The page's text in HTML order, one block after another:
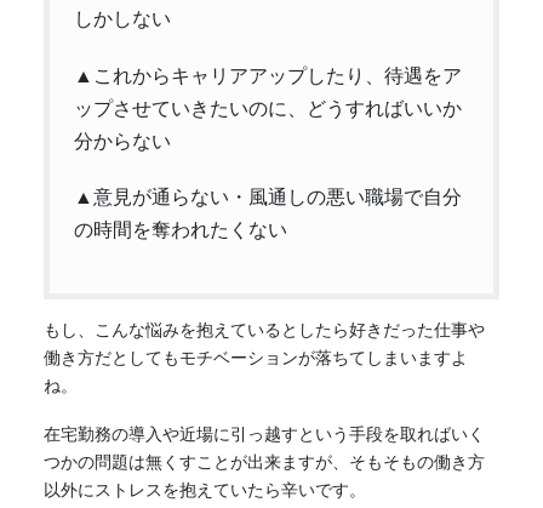
しかしない
▲これからキャリアアップしたり、待遇をア
ップさせていきたいのに、どうすればいいか
分からない
▲意見が通らない・風通しの悪い職場で自分
の時間を奪われたくない
もし、こんな悩みを抱えているとしたら好きだった仕事や
働き方だとしてもモチベーションが落ちてしまいますよ
ね。
在宅勤務の導入や近場に引っ越すという手段を取ればいく
つかの問題は無くすことが出来ますが、そもそもの働き方
以外にストレスを抱えていたら辛いです。